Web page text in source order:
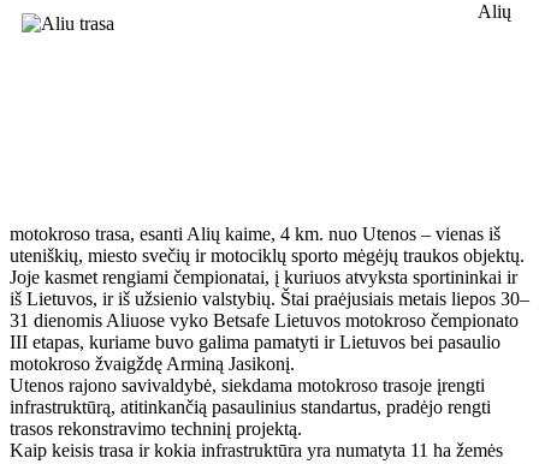
Alių
motokroso trasa, esanti Alių kaime, 4 km. nuo Utenos – vienas iš
uteniškių, miesto svečių ir motociklų sporto mėgėjų traukos objektų.
Joje kasmet rengiami čempionatai, į kuriuos atvyksta sportininkai ir
iš Lietuvos, ir iš užsienio valstybių. Štai praėjusiais metais liepos 30–
31 dienomis Aliuose vyko Betsafe Lietuvos motokroso čempionato
III etapas, kuriame buvo galima pamatyti ir Lietuvos bei pasaulio
motokroso žvaigždę Arminą Jasikonį.
Utenos rajono savivaldybė, siekdama motokroso trasoje įrengti
infrastruktūrą, atitinkančią pasaulinius standartus, pradėjo rengti
trasos rekonstravimo techninį projektą.
Kaip keisis trasa ir kokia infrastruktūra yra numatyta 11 ha žemės